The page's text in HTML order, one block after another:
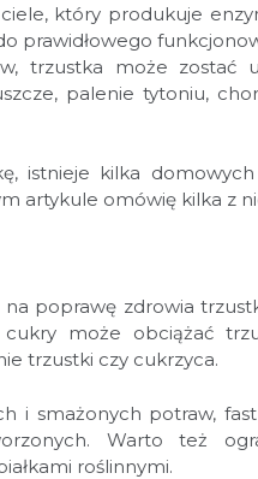
który produkuje
prawidłowego
trzustka może zostać
palenie tytoniu,
istnieje kilka
artykule omówię kilka z
poprawę zdrowia
może obciążać
trzustki czy cukrzyca.
i smażonych potraw, fast
Warto też
roślinnymi.